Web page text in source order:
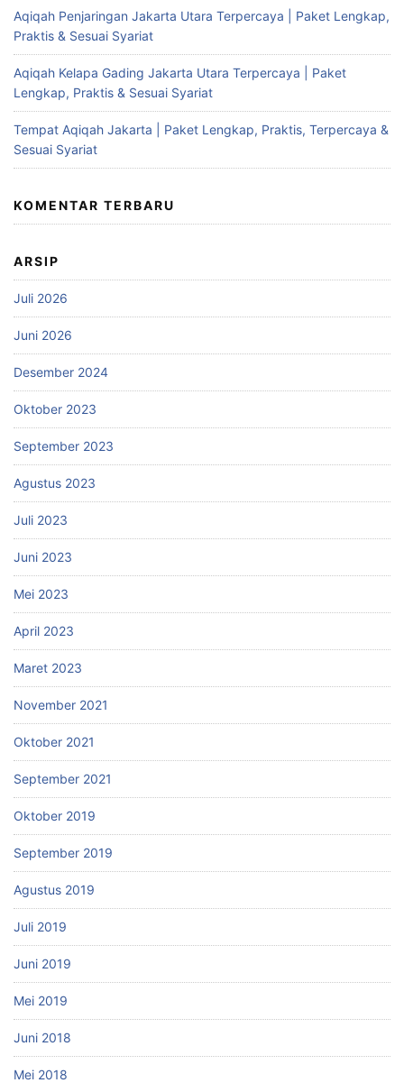
Aqiqah Penjaringan Jakarta Utara Terpercaya | Paket Lengkap,
Praktis & Sesuai Syariat
Aqiqah Kelapa Gading Jakarta Utara Terpercaya | Paket
Lengkap, Praktis & Sesuai Syariat
Tempat Aqiqah Jakarta | Paket Lengkap, Praktis, Terpercaya &
Sesuai Syariat
KOMENTAR TERBARU
ARSIP
Juli 2026
Juni 2026
Desember 2024
Oktober 2023
September 2023
Agustus 2023
Juli 2023
Juni 2023
Mei 2023
April 2023
Maret 2023
November 2021
Oktober 2021
September 2021
Oktober 2019
September 2019
Agustus 2019
Juli 2019
Juni 2019
Mei 2019
Juni 2018
Mei 2018